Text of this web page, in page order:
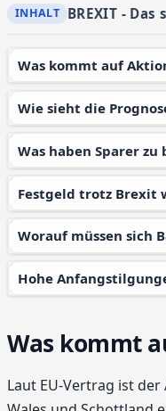
BREXIT -
Was kommt auf
Wie sieht die
Was haben Sparer
Festgeld trotz Brexit
Worauf müssen
Hohe
Was kommt
Laut EU-Vertrag ist